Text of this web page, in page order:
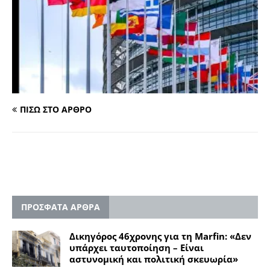
ΠΙΣΩ ΣΤΟ ΑΡΘΡΟ
ΠΡΟΣΦΑΤΑ ΑΡΘΡΑ
Δικηγόρος 46χρονης για τη Marfin: «Δεν
υπάρχει ταυτοποίηση – Είναι
αστυνομική και πολιτική σκευωρία»